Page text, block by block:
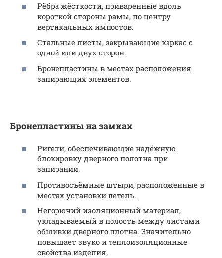
Рёбра жёсткости, приваренные вдоль
короткой стороны рамы, по центру
вертикальных импостов.
Стальные листы, закрывающие каркас с
одной или двух сторон.
Бронепластины в местах расположения
запирающих элементов.
Бронепластины на замках
Ригели, обеспечивающие надёжную
блокировку дверного полотна при
запирании.
Противосъёмные штыри, расположенные в
местах установки петель.
Негорючий изоляционный материал,
укладываемый в полость между листами
обшивки дверного плотна. Значительно
повышает звуко и теплоизоляционные
свойства изделия.